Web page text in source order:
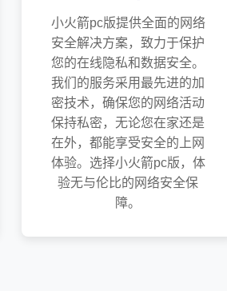
小火箭pc版提供全面的网络
安全解决方案，致力于保护
您的在线隐私和数据安全。
我们的服务采用最先进的加
密技术，确保您的网络活动
保持私密，无论您在家还是
在外，都能享受安全的上网
体验。选择小火箭pc版，体
验无与伦比的网络安全保
障。